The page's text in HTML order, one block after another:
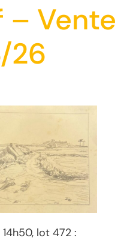
– Vente
26
lot 472 :